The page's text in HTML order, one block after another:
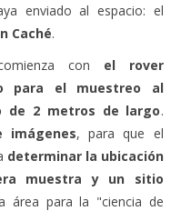
enviado al espacio: el
Caché.
con el rover
para el muestreo al
de 2 metros de largo.
imágenes, para que el
determinar la ubicación
muestra y un sitio
área para la "ciencia de